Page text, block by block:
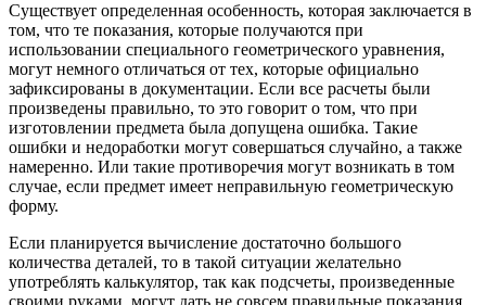
Существует определенная особенность, которая заключается в
том, что те показания, которые получаются при
использовании специального геометрического уравнения,
могут немного отличаться от тех, которые официально
зафиксированы в документации. Если все расчеты были
произведены правильно, то это говорит о том, что при
изготовлении предмета была допущена ошибка. Такие
ошибки и недоработки могут совершаться случайно, а также
намеренно. Или такие противоречия могут возникать в том
случае, если предмет имеет неправильную геометрическую
форму.
Если планируется вычисление достаточно большого
количества деталей, то в такой ситуации желательно
употреблять калькулятор, так как подсчеты, произведенные